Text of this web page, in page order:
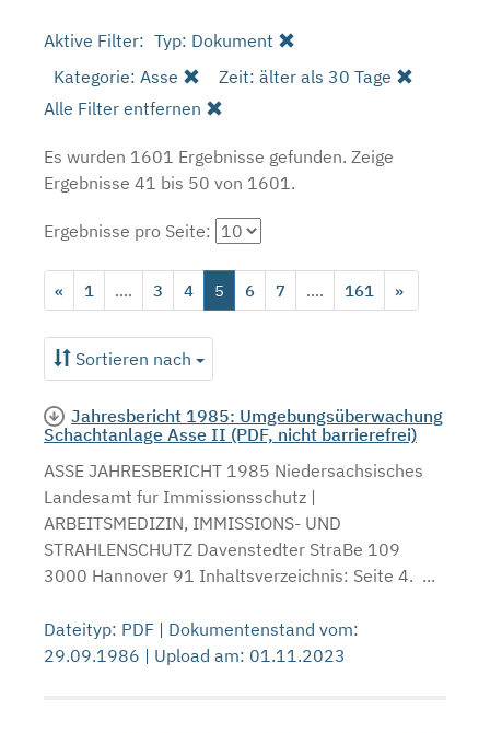
Aktive Filter: Typ: Dokument
Kategorie: Asse
Zeit: älter als 30 Tage
Alle Filter entfernen
Es wurden 1601 Ergebnisse gefunden. Zeige
Ergebnisse 41 bis 50 von 1601.
Ergebnisse pro Seite:
« 1 .... 3 4 5 6 7 .... 161 »
Sortieren nach
Jahresbericht 1985: Umgebungsüberwachung
Schachtanlage Asse II (PDF, nicht barrierefrei)
ASSE JAHRESBERICHT 1985 Niedersachsisches
Landesamt fur Immissionsschutz |
ARBEITSMEDIZIN, IMMISSIONS- UND
STRAHLENSCHUTZ Davenstedter StraBe 109
3000 Hannover 91 Inhaltsverzeichnis: Seite 4. ...
Dateityp: PDF | Dokumentenstand vom:
29.09.1986 | Upload am: 01.11.2023